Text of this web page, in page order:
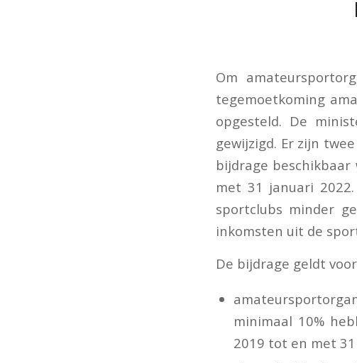
Om
tegemoetkoming
opgesteld. De
gewijzigd. Er zijn
bijdrage
met 31 januari
sportclubs minder
inkomsten uit de
De bijdrage geldt
minimaal 10%
2019 tot en met